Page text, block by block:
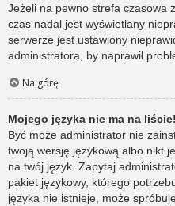
Jeżeli na pewno strefa czasowa
czas nadal jest wyświetlany
serwerze jest ustawiony
administratora, by naprawił
Na górę
Mojego języka nie ma na liście!
Być może administrator nie
twoją wersję językową albo nikt
na twój język. Zapytaj
pakiet językowy, którego
języka nie istnieje, może